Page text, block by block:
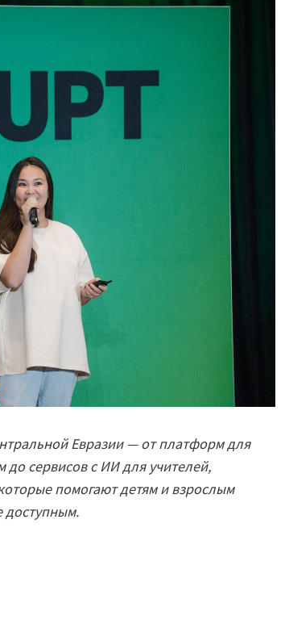
Евразии — от платформ для
до сервисов с ИИ для учителей,
помогают детям и взрослым
доступным.